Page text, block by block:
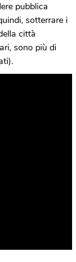
pubblica
sotterrare i
città
sono più di